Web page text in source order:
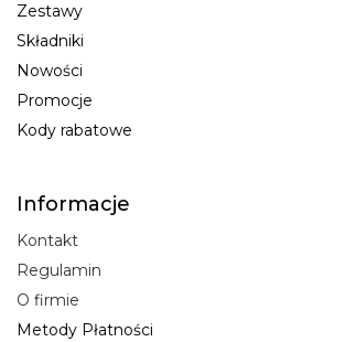
Zestawy
Składniki
Nowości
Promocje
Kody rabatowe
Informacje
Kontakt
Regulamin
O firmie
Metody Płatności